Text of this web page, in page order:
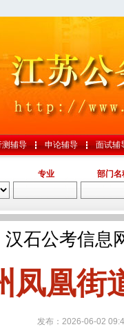
测辅导 申论辅导 面试辅
专业 部门名
汉石公考信息
凤凰
发布：2026-06-02